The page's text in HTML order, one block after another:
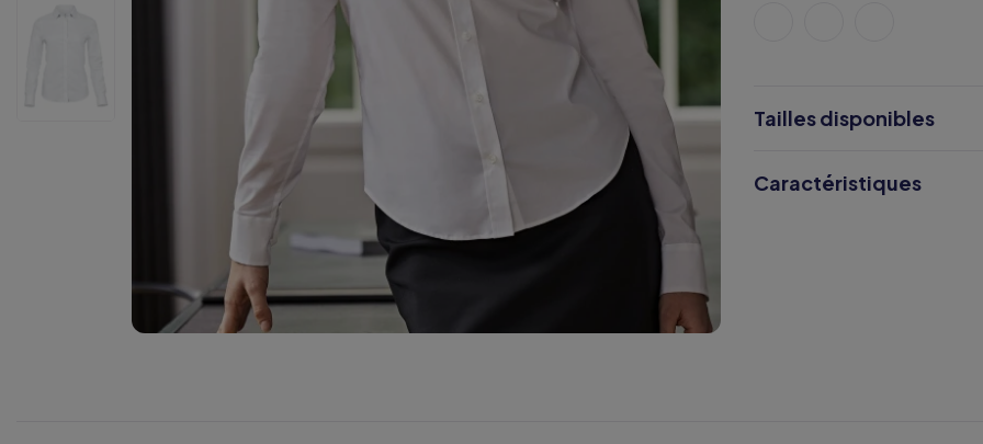
Tailles disponibles
Caractéristiques